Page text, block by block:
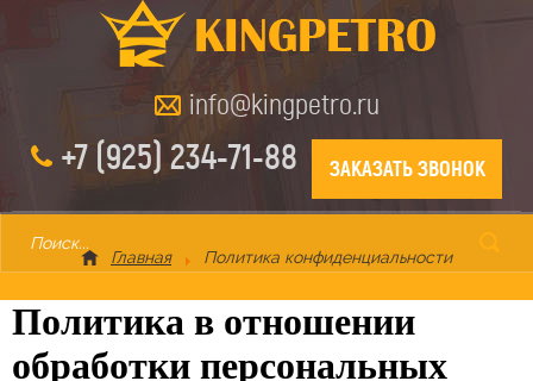
info@kingpetro.ru
+7 (925) 234-71-88 ЗАКАЗАТЬ ЗВОНОК
Главная Политика конфиденциальности
Политика в отношении
обработки персональных